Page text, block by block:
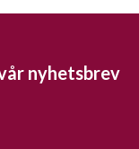
nyhetsbrev